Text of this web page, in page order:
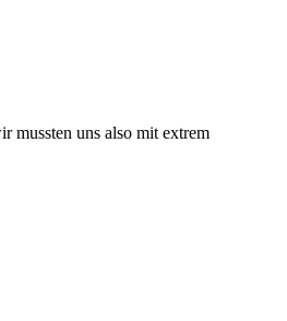
mussten uns also mit extrem